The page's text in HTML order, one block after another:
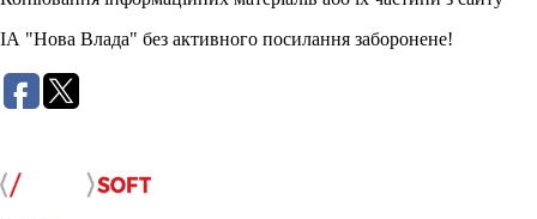
ІА "Нова Влада" без активного посилання заборонене!